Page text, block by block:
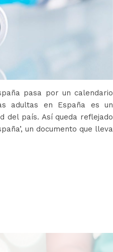
pasa por un calendario
adultas en España es un
del país. Así queda reflejado
un documento que lleva